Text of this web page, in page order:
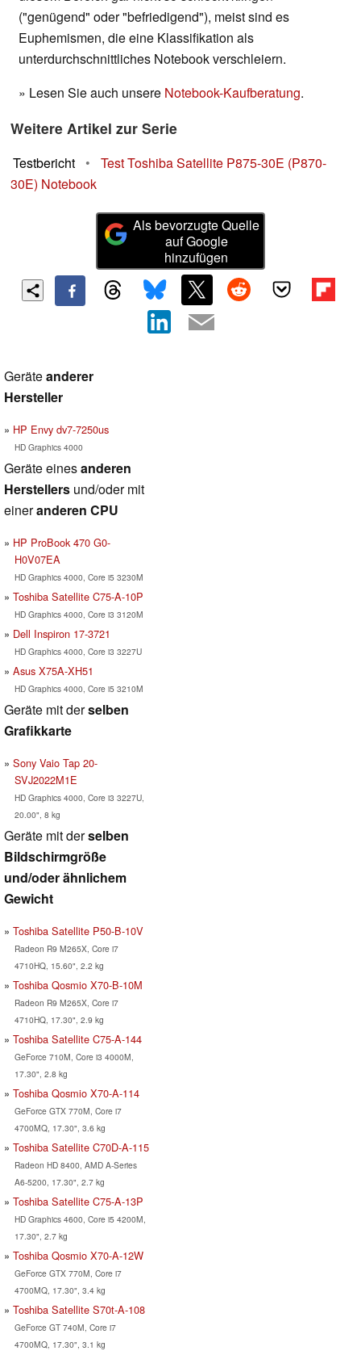
("genügend" oder "befriedigend"), meist sind es
Euphemismen, die eine Klassifikation als
unterdurchschnittliches Notebook verschleiern.
» Lesen Sie auch unsere Notebook-Kaufberatung.
Weitere Artikel zur Serie
Testbericht •
Test Toshiba Satellite P875-30E (P870-
30E) Notebook
Als bevorzugte Quelle
auf Google
hinzufügen
Geräteanderer
Hersteller
HP Envy dv7-7250us
HD Graphics 4000
Geräte einesanderen
Herstellers und/oder mit
eineranderen CPU
HP ProBook 470 G0-
H0V07EA
HD Graphics 4000, Core i5 3230M
Toshiba Satellite C75-A-10P
HD Graphics 4000, Core i3 3120M
Dell Inspiron 17-3721
HD Graphics 4000, Core i3 3227U
Asus X75A-XH51
HD Graphics 4000, Core i5 3210M
Geräte mit derselben
Grafikkarte
Sony Vaio Tap 20-
SVJ2022M1E
HD Graphics 4000, Core i3 3227U,
20.00", 8 kg
Geräte mit derselben
Bildschirmgröße
und/oder ähnlichem
Gewicht
Toshiba Satellite P50-B-10V
Radeon R9 M265X, Core i7
4710HQ, 15.60", 2.2 kg
Toshiba Qosmio X70-B-10M
Radeon R9 M265X, Core i7
4710HQ, 17.30", 2.9 kg
Toshiba Satellite C75-A-144
GeForce 710M, Core i3 4000M,
17.30", 2.8 kg
Toshiba Qosmio X70-A-114
GeForce GTX 770M, Core i7
4700MQ, 17.30", 3.6 kg
Toshiba Satellite C70D-A-115
Radeon HD 8400, AMD A-Series
A6-5200, 17.30", 2.7 kg
Toshiba Satellite C75-A-13P
HD Graphics 4600, Core i5 4200M,
17.30", 2.7 kg
Toshiba Qosmio X70-A-12W
GeForce GTX 770M, Core i7
4700MQ, 17.30", 3.4 kg
Toshiba Satellite S70t-A-108
GeForce GT 740M, Core i7
4700MQ, 17.30", 3.1 kg